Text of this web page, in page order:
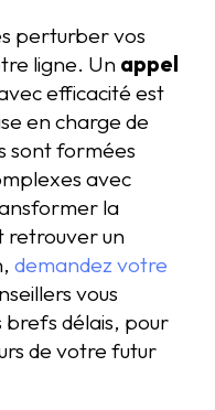
perturber vos
ligne. Un appel
efficacité est
en charge de
sont formées
avec
la
retrouver un
demandez votre
vous
brefs délais, pour
de votre futur